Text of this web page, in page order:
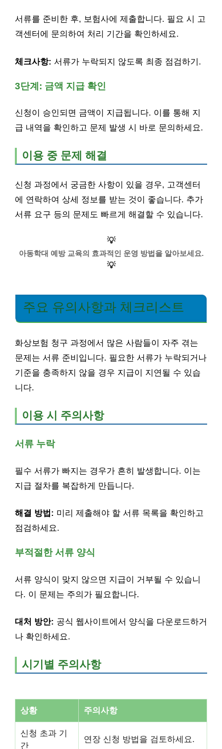
서류를 준비한 후, 보험사에 제출합니다. 필요 시 고
객센터에 문의하여 처리 기간을 확인하세요.
체크사항: 서류가 누락되지 않도록 최종 점검하기.
3단계: 금액 지급 확인
신청이 승인되면 금액이 지급됩니다. 이를 통해 지
급 내역을 확인하고 문제 발생 시 바로 문의하세요.
이용 중 문제 해결
신청 과정에서 궁금한 사항이 있을 경우, 고객센터
에 연락하여 상세 정보를 받는 것이 좋습니다. 추가
서류 요구 등의 문제도 빠르게 해결할 수 있습니다.
💡
아동학대 예방 교육의 효과적인 운영 방법을 알아보세요.
💡
주요 유의사항과 체크리스트
화상보험 청구 과정에서 많은 사람들이 자주 겪는
문제는 서류 준비입니다. 필요한 서류가 누락되거나
기준을 충족하지 않을 경우 지급이 지연될 수 있습
니다.
이용 시 주의사항
서류 누락
필수 서류가 빠지는 경우가 흔히 발생합니다. 이는
지급 절차를 복잡하게 만듭니다.
해결 방법: 미리 제출해야 할 서류 목록을 확인하고
점검하세요.
부적절한 서류 양식
서류 양식이 맞지 않으면 지급이 거부될 수 있습니
다. 이 문제는 주의가 필요합니다.
대처 방안: 공식 웹사이트에서 양식을 다운로드하거
나 확인하세요.
시기별 주의사항
상황 주의사항
신청 초과 기
간
연장 신청 방법을 검토하세요.